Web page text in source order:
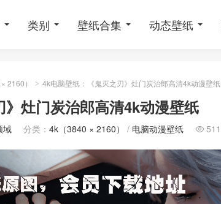
类别 壁纸合集 动态壁纸
2160） > 4k电脑壁纸：《鬼灭之刃》灶门炭治郎高清4k动漫壁纸
灶门炭治郎高清4k动漫壁纸
域 分类： 4k（3840 × 2160） / 电脑动漫壁纸  511